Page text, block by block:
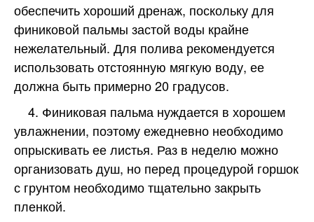
обеспечить хороший дренаж, поскольку для
финиковой пальмы застой воды крайне
нежелательный. Для полива рекомендуется
использовать отстоянную мягкую воду, ее
должна быть примерно 20 градусов.
4. Финиковая пальма нуждается в хорошем
увлажнении, поэтому ежедневно необходимо
опрыскивать ее листья. Раз в неделю можно
организовать душ, но перед процедурой горшок
с грунтом необходимо тщательно закрыть
пленкой.